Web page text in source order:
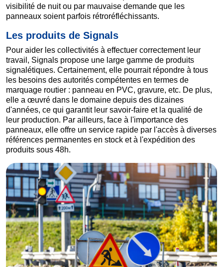
visibilité de nuit ou par mauvaise demande que les
panneaux soient parfois rétroréfléchissants.
Les produits de Signals
Pour aider les collectivités à effectuer correctement leur
travail, Signals propose une large gamme de produits
signalétiques. Certainement, elle pourrait répondre à tous
les besoins des autorités compétentes en termes de
marquage routier : panneau en PVC, gravure, etc. De plus,
elle a œuvré dans le domaine depuis des dizaines
d'années, ce qui garantit leur savoir-faire et la qualité de
leur production. Par ailleurs, face à l'importance des
panneaux, elle offre un service rapide par l'accès à diverses
références permanentes en stock et à l'expédition des
produits sous 48h.